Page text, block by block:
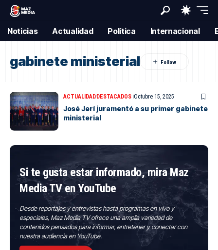
Noticias Actualidad Política Internacional
gabinete ministerial
ACTUALIDADDESTACADOS Octubre 15, 2025
José Jerí juramentó a su primer gabinete
ministerial
Si te gusta estar informado, mira Maz
Media TV en YouTube
Desde reportajes y entrevistas hasta programas en vivo y
especiales, Maz Media TV ofrece una amplia variedad de
contenidos pensados para informar, entretener y conectar con
nuestra audiencia en YouTube.